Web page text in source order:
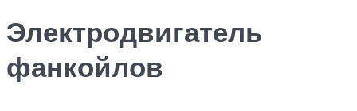
Электродвигатель
фанкойлов